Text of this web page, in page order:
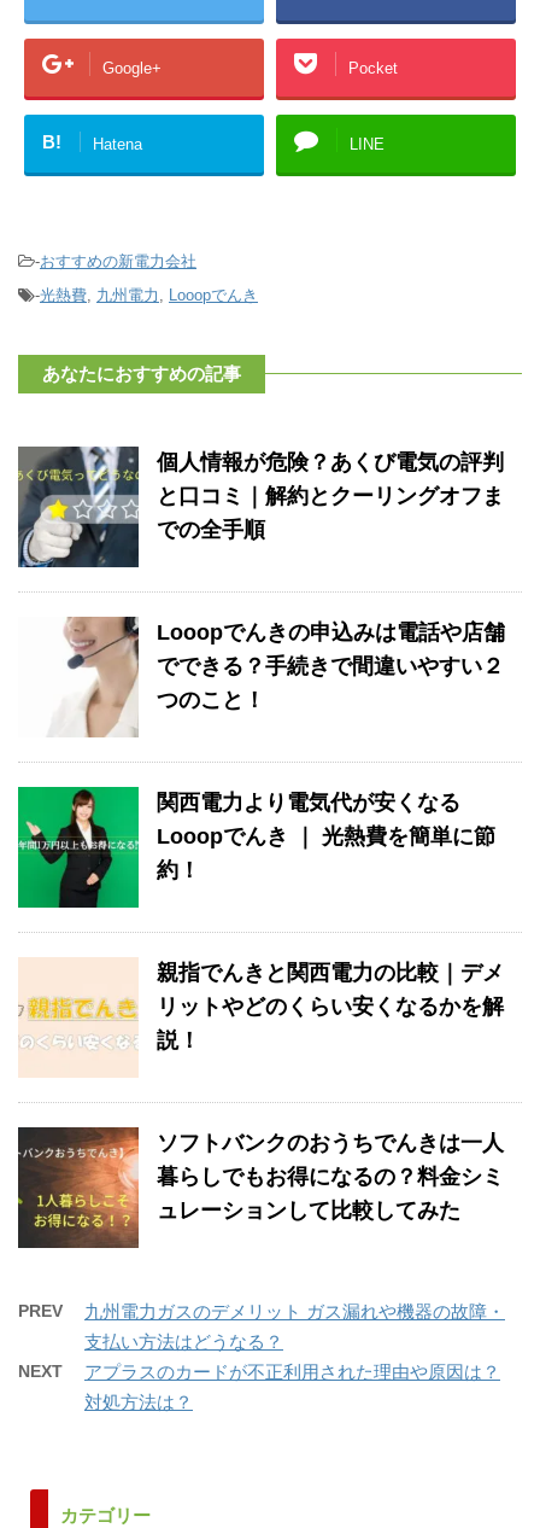
Google+ Pocket
B! Hatena LINE
-おすすめの新電力会社
-光熱費, 九州電力 , Looopでんき
あなたにおすすめの記事
個人情報が危険？あくび電気の評判
と口コミ｜解約とクーリングオフま
での全手順
Looopでんきの申込みは電話や店舗
でできる？手続きで間違いやすい２
つのこと！
関西電力より電気代が安くなる
Looopでんき ｜ 光熱費を簡単に節
約！
親指でんきと関西電力の比較｜デメ
リットやどのくらい安くなるかを解
説！
ソフトバンクのおうちでんきは一人
暮らしでもお得になるの？料金シミ
ュレーションして比較してみた
PREV
九州電力ガスのデメリット ガス漏れや機器の故障・
支払い方法はどうなる？
NEXT
アプラスのカードが不正利用された理由や原因は？
対処方法は？
カテゴリー